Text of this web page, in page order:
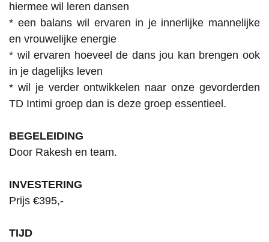
hiermee wil leren dansen
* een balans wil ervaren in je innerlijke mannelijke
en vrouwelijke energie
* wil ervaren hoeveel de dans jou kan brengen ook
in je dagelijks leven
* wil je verder ontwikkelen naar onze gevorderden
TD Intimi groep dan is deze groep essentieel.
BEGELEIDING
Door Rakesh en team.
INVESTERING
Prijs €395,-
TIJD